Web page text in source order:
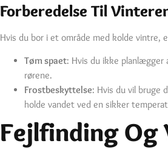
Forberedelse Til
Hvis du bor i et område med kolde
Tøm spaet: Hvis du ikke
rørene.
Frostbeskyttelse: Hvis du vil bruge
holde vandet ved en sikker
Fejlfinding Og